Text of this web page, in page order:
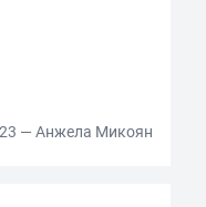
— Анжела Микоян